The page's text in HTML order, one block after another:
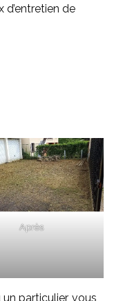
d’entretien de
Après
particulier, vous